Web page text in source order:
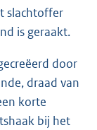
slachtoffer
is geraakt.
door
draad van
korte
bij het